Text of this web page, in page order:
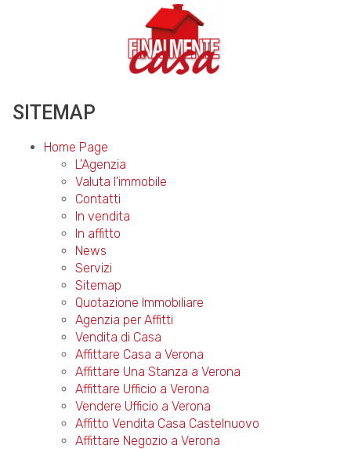
SITEMAP
Home Page
L'Agenzia
Valuta l'immobile
Contatti
In vendita
In affitto
News
Servizi
Sitemap
Quotazione Immobiliare
Agenzia per Affitti
Vendita di Casa
Affittare Casa a Verona
Affittare Una Stanza a Verona
Affittare Ufficio a Verona
Vendere Ufficio a Verona
Affitto Vendita Casa Castelnuovo
Affittare Negozio a Verona